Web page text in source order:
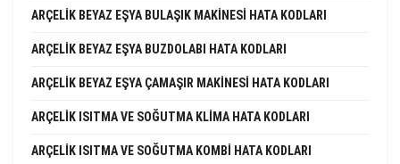
ARÇELIK BEYAZ EŞYA BULAŞIK MAKINESI HATA KODLARI
ARÇELIK BEYAZ EŞYA BUZDOLABI HATA KODLARI
ARÇELIK BEYAZ EŞYA ÇAMAŞIR MAKINESI HATA KODLARI
ARÇELIK ISITMA VE SOĞUTMA KLIMA HATA KODLARI
ARÇELIK ISITMA VE SOĞUTMA KOMBI HATA KODLARI